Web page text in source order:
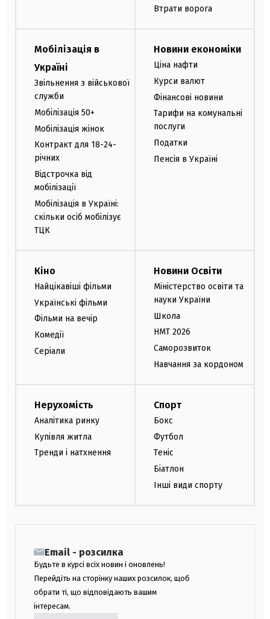
Втрати ворога
Мобілізація в
Україні
Звільнення з військової
служби
Мобілізація 50+
Мобілізація жінок
Контракт для 18-24-
річних
Відстрочка від
мобілізації
Мобілізація в Україні:
скільки осіб мобілізує
ТЦК
Новини економіки
Ціна нафти
Курси валют
Фінансові новини
Тарифи на комунальні
послуги
Податки
Пенсія в Україні
Кіно
Найцікавіші фільми
Українські фільми
Фільми на вечір
Комедії
Серіали
Новини Освіти
Міністерство освіти та
науки України
Школа
НМТ 2026
Саморозвиток
Навчання за кордоном
Нерухомість
Аналітика ринку
Купівля житла
Тренди і натхнення
Спорт
Бокс
Футбол
Теніс
Біатлон
Інші види спорту
Email - розсилка
Будьте в курсі всіх новин і оновлень!
Перейдіть на сторінку наших розсилок, щоб
обрати ті, що відповідають вашим
інтересам.